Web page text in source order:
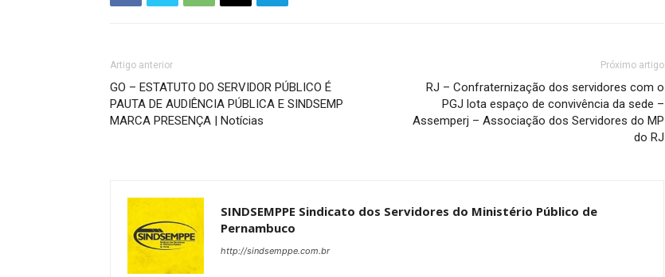
Artigo anterior
GO – ESTATUTO DO SERVIDOR PÚBLICO É
PAUTA DE AUDIÊNCIA PÚBLICA E SINDSEMP
MARCA PRESENÇA | Notícias
Próximo artigo
RJ – Confraternização dos servidores com o
PGJ lota espaço de convivência da sede –
Assemperj – Associação dos Servidores do MP
do RJ
SINDSEMPPE Sindicato dos Servidores do Ministério Público de
Pernambuco
http://sindsemppe.com.br